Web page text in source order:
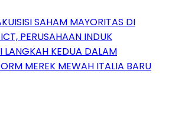
SAHAM MAYORITAS DI
PERUSAHAAN INDUK
LANGKAH KEDUA DALAM
MEREK MEWAH ITALIA BARU